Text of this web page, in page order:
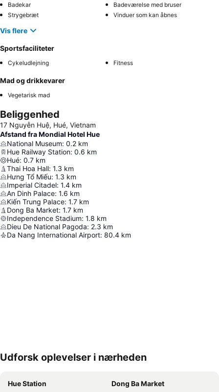
Badekar
Badeværelse med bruser
Strygebræt
Vinduer som kan åbnes
Vis flere
Sportsfaciliteter
Cykeludlejning Fitness
Mad og drikkevarer
Vegetarisk mad
Beliggenhed
17 Nguyễn Huệ, Hué, Vietnam
Afstand fra Mondial Hotel Hue
National Museum: 0.2 km
Hue Railway Station: 0.6 km
Hué: 0.7 km
Thai Hoa Hall: 1.3 km
Hưng Tổ Miếu: 1.3 km
Imperial Citadel: 1.4 km
An Dinh Palace: 1.6 km
Kiến Trung Palace: 1.7 km
Dong Ba Market: 1.7 km
Independence Stadium: 1.8 km
Dieu De National Pagoda: 2.3 km
Da Nang International Airport: 80.4 km
Udvid kort
Udforsk oplevelser i nærheden
Hue Station
Dong Ba Market